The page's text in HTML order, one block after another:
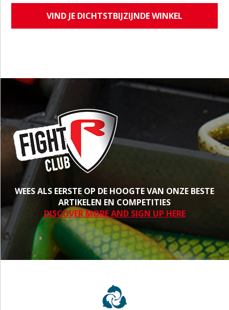
VIND JE DICHTSTBIJZIJNDE WINKEL
WEES ALS EERSTE OP DE HOOGTE VAN ONZE BESTE
ARTIKELEN EN COMPETITIES
DISCOVER MORE AND SIGN UP HERE